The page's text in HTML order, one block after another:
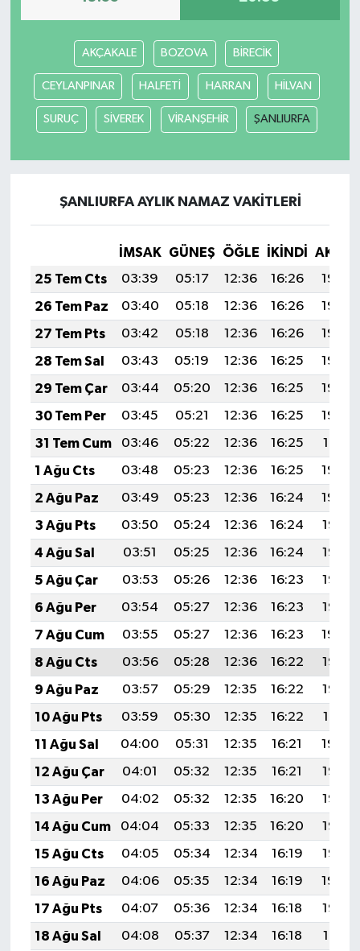
AKÇAKALE BOZOVA BİRECİK
CEYLANPINAR HALFETİ HARRAN HİLVAN
SURUÇ SİVEREK VİRANŞEHİR ŞANLIURFA
ŞANLIURFA AYLIK NAMAZ VAKITLERI
İMSAK GÜNEŞ ÖĞLE İKINDI
25 Tem Cts
03:39 05:17 12:36 16:26
19:46
26 Tem Paz
03:40 05:18 12:36 16:26
19:45
27 Tem Pts
03:42 05:18 12:36 16:26
19:44
28 Tem Sal
03:43 05:19 12:36 16:25
19:44
29 Tem Çar
03:44 05:20 12:36 16:25
19:43
30 Tem Per
03:45 05:21 12:36 16:25
19:42
31 Tem Cum
03:46 05:22 12:36 16:25
19:41
1 Ağu Cts
03:48 05:23 12:36 16:25
19:40
2 Ağu Paz
03:49 05:23 12:36 16:24
19:39
3 Ağu Pts
03:50 05:24 12:36 16:24
19:38
4 Ağu Sal
03:51 05:25 12:36 16:24
19:37
5 Ağu Çar
03:53 05:26 12:36 16:23
19:36
6 Ağu Per
03:54 05:27 12:36 16:23
19:35
7 Ağu Cum
03:55 05:27 12:36 16:23
19:34
8 Ağu Cts
03:56 05:28 12:36 16:22
19:33
9 Ağu Paz
03:57 05:29 12:35 16:22
19:32
10 Ağu Pts
03:59 05:30 12:35 16:22
19:31
11 Ağu Sal
04:00 05:31 12:35 16:21
19:30
12 Ağu Çar
04:01 05:32 12:35 16:21
19:28
13 Ağu Per
04:02 05:32 12:35 16:20
19:27
14 Ağu Cum
04:04 05:33 12:35 16:20
19:26
15 Ağu Cts
04:05 05:34 12:34 16:19
19:25
16 Ağu Paz
04:06 05:35 12:34 16:19
19:24
17 Ağu Pts
04:07 05:36 12:34 16:18
19:22
18 Ağu Sal
04:08 05:37 12:34 16:18
19:21
Bitlis Müftülüğü
Bolu Müftülüğü
Burdur Müftülüğü
Bursa Müftülüğü
Çanakkale Müftülüğü
Çankırı Müftülüğü
Çorum Müftülüğü
Diyarbakır Müftülüğü
Düzce Müftülüğü
Edirne Müftülüğü
Erzincan Müftülüğü
Erzurum Müftülüğü
Eskişehir Müftülüğü
Giresun Müftülüğü
Gümüşhane Müftülüğü
Hakkari Müftülüğü
Iğdır Müftülüğü
Isparta Müftülüğü
İstanbul Müftülüğü
Sağlık
Makaleler
Ekonomi
Duyurular
Podcast
Bilim, Teknoloji
Biyografiler
İhtida Haberleri
YAŞAM